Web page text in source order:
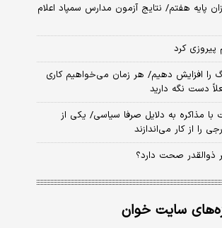
پایه هفتم/ نتایج آزمون مدارس سمپاد اعلام
پیروزی کرد
را افزایش دهیم/ هر زمان می‌خواهیم کاری
دست نگه دارید
با مذاکره به دلایل صرفا سیاسی/ یکی از
را از کار می‌اندازند
ذوالقدر صحت دارد؟
سایت خوان